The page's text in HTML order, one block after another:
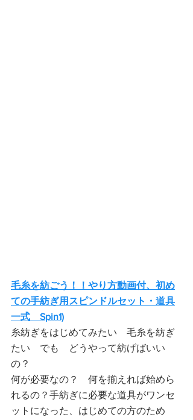
毛糸を紡ごう！！やり方動画付、初め
ての手紡ぎ用スピンドルセット・道具
一式　Spin1)
糸紡ぎをはじめてみたい　毛糸を紡ぎ
たい　でも　どうやって紡げばいい
の？
何が必要なの？　何を揃えれば始めら
れるの？手紡ぎに必要な道具がワンセ
ットになった、はじめての方のため